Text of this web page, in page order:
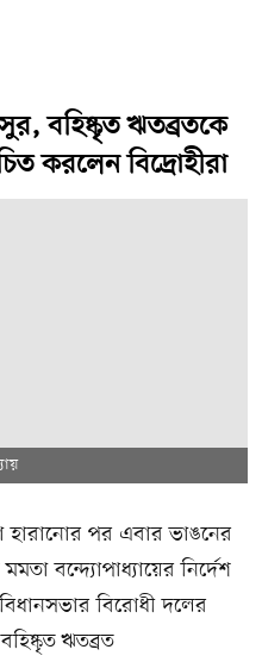
বহিষ্কৃত ঋতব্রতকে
করলেন বিদ্রোহীরা
হারানোর পর এবার ভাঙনের
বন্দ্যোপাধ্যায়ের নির্দেশ
বিরোধী দলের
ঋতব্রত